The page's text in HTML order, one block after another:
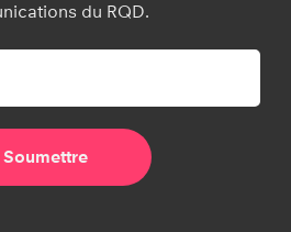
du RQD.